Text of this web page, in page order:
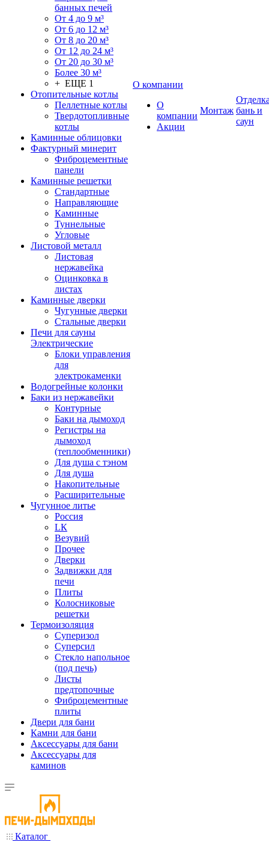
банных печей
От 4 до 9 м³
От 6 до 12 м³
От 8 до 20 м³
От 12 до 24 м³
От 20 до 30 м³
Более 30 м³
+ ЕЩЕ 1
Отопительные котлы
Пеллетные котлы
Твердотопливные
котлы
Каминные облицовки
Фактурный минерит
Фиброцементные
панели
Каминные решетки
Стандартные
Направляющие
Каминные
Туннельные
Угловые
Листовой металл
Листовая
нержавейка
Оцинковка в
листах
Каминные дверки
Чугунные дверки
Стальные дверки
Печи для сауны
Электрические
Блоки управления
для
электрокаменки
Водогрейные колонки
Баки из нержавейки
Контурные
Баки на дымоход
Регистры на
дымоход
(теплообменники)
Для душа с тэном
Для душа
Накопительные
Расширительные
Чугунное литье
Россия
LК
Везувий
Прочее
Дверки
Задвижки для
печи
Плиты
Колосниковые
решетки
Термоизоляция
Суперизол
Суперсил
Стекло напольное
(под печь)
Листы
предтопочные
Фиброцементные
плиты
Двери для бани
Камни для бани
Аксессуары для бани
Аксессуары для
каминов
О компании
О
компании
Акции
Монтаж бань и
саун
Каталог